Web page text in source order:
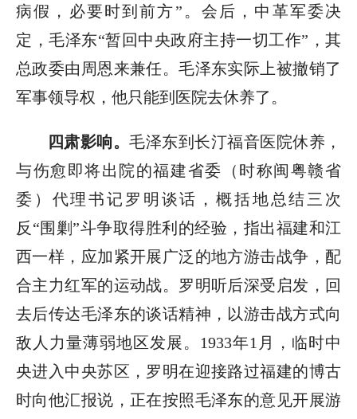
病假，必要时到前方”。会后，中革军委决
定，毛泽东“暂回中央政府主持一切工作”，其
总政委由周恩来兼任。毛泽东实际上被撤销了
军事领导权，他只能到医院去休养了。
四肃影响。毛泽东到长汀福音医院休养，
与伤愈即将出院的福建省委（时称闽粤赣省
委）代理书记罗明谈话，概括地总结三次
反“围剿”斗争取得胜利的经验，指出福建和江
西一样，应加紧开展广泛的地方游击战争，配
合主力红军的运动战。罗明听后深受启发，回
去后传达毛泽东的谈话精神，以游击战方式向
敌人力量薄弱地区发展。1933年1月，临时中
央进入中央苏区，罗明在迎接路过福建的博古
时向他汇报说，正在按照毛泽东的意见开展游